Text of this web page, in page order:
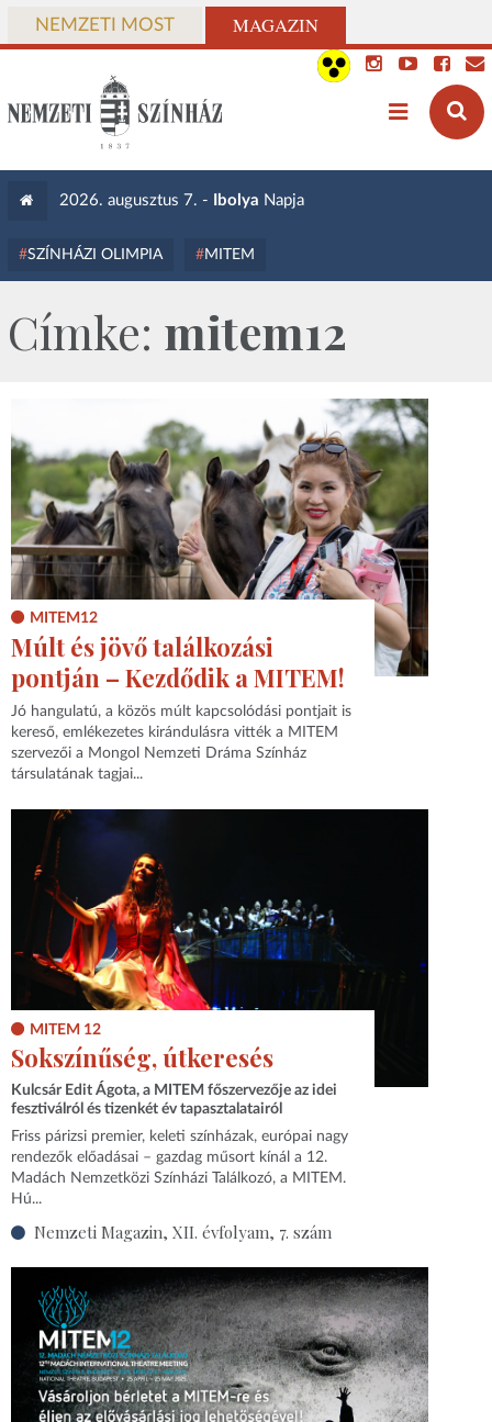
NEMZETI MOST MAGAZIN
2026. augusztus 7. - Ibolya Napja
SZÍNHÁZI OLIMPIA MITEM
Címke: mitem12
MITEM12
Múlt és jövő találkozási
pontján – Kezdődik a MITEM!
Jó hangulatú, a közös múlt kapcsolódási pontjait is
kereső, emlékezetes kirándulásra vitték a MITEM
szervezői a Mongol Nemzeti Dráma Színház
társulatának tagjai...
MITEM 12
Sokszínűség, útkeresés
Kulcsár Edit Ágota, a MITEM főszervezője az idei
fesztiválról és tizenkét év tapasztalatairól
Friss párizsi premier, keleti színházak, európai nagy
rendezők előadásai – gazdag műsort kínál a 12.
Madách Nemzetközi Színházi Találkozó, a MITEM.
Hú...
Nemzeti Magazin, XII. évfolyam, 7. szám